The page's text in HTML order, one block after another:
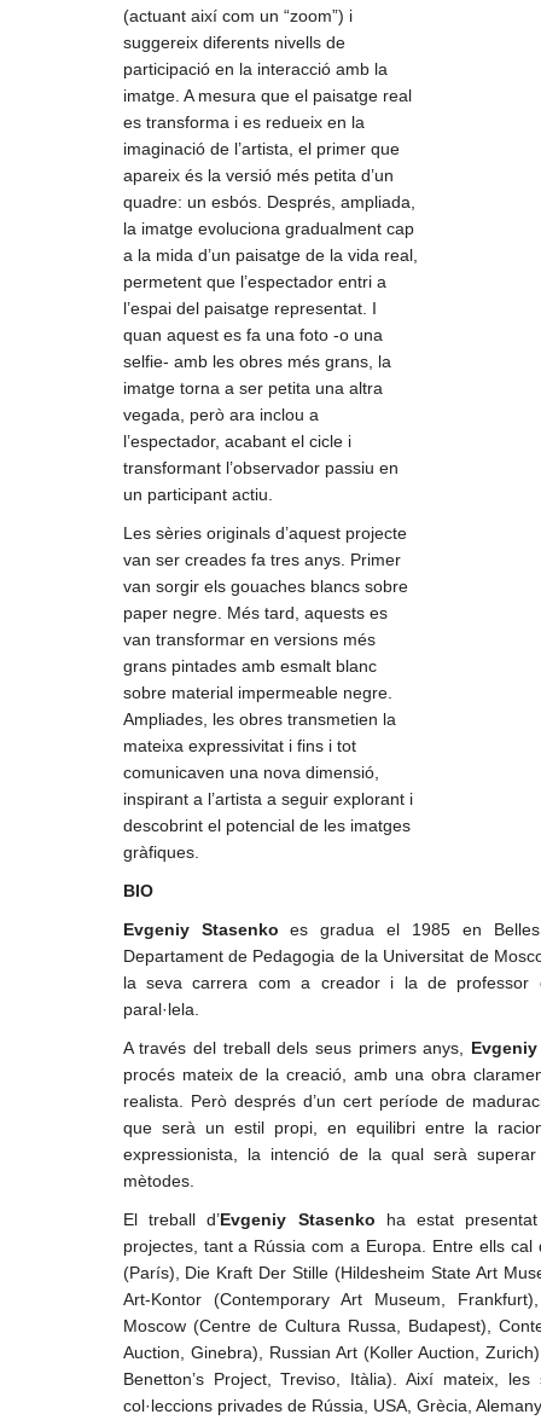
(actuant així com un “zoom”) i
suggereix diferents nivells de
participació en la interacció amb la
imatge. A mesura que el paisatge real
es transforma i es redueix en la
imaginació de l’artista, el primer que
apareix és la versió més petita d’un
quadre: un esbós. Després, ampliada,
la imatge evoluciona gradualment cap
a la mida d’un paisatge de la vida real,
permetent que l’espectador entri a
l’espai del paisatge representat. I
quan aquest es fa una foto -o una
selfie- amb les obres més grans, la
imatge torna a ser petita una altra
vegada, però ara inclou a
l’espectador, acabant el cicle i
transformant l’observador passiu en
un participant actiu.
Les sèries originals d’aquest projecte
van ser creades fa tres anys. Primer
van sorgir els gouaches blancs sobre
paper negre. Més tard, aquests es
van transformar en versions més
grans pintades amb esmalt blanc
sobre material impermeable negre.
Ampliades, les obres transmetien la
mateixa expressivitat i fins i tot
comunicaven una nova dimensió,
inspirant a l’artista a seguir explorant i
descobrint el potencial de les imatges
gràfiques.
BIO
Evgeniy Stasenko es gradua el 1985 en
Departament de Pedagogia de la Universitat de
la seva carrera com a creador i la de professor
paral·lela.
A través del treball dels seus primers anys,
procés mateix de la creació, amb una obra
realista. Però després d’un cert període de
que serà un estil propi, en equilibri entre la
expressionista, la intenció de la qual serà
mètodes.
El treball d’Evgeniy Stasenko ha estat
projectes, tant a Rússia com a Europa. Entre ells cal
(París), Die Kraft Der Stille (Hildesheim State Art
Art-Kontor (Contemporary Art Museum,
Moscow (Centre de Cultura Russa, Budapest),
Auction, Ginebra), Russian Art (Koller Auction,
Benetton’s Project, Treviso, Itàlia). Així mateix,
col·leccions privades de Rússia, USA, Grècia,